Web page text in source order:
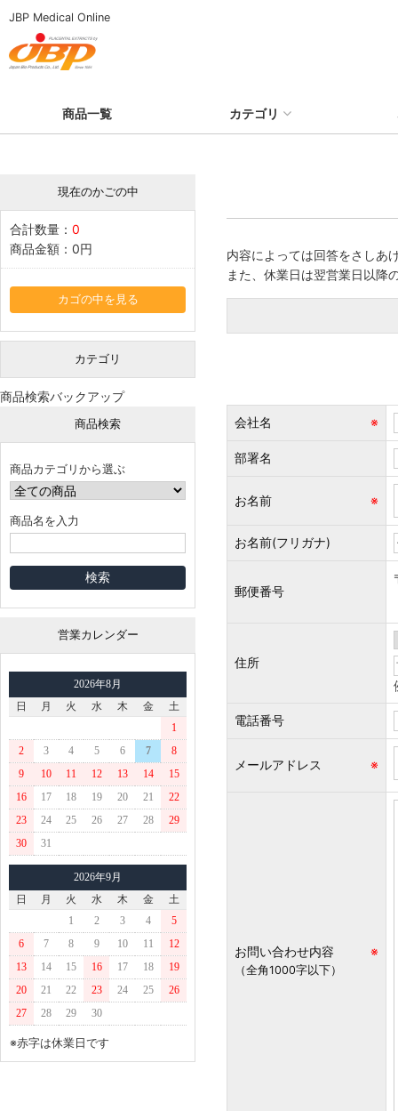
JBP Medical Online
商品一覧 カテゴリ
現在のかごの中
合計数量： 0
商品金額： 0円
カゴの中を見る
カテゴリ
商品検索バックアップ
商品検索
商品カテゴリから選ぶ
商品名を入力
営業カレンダー
2026年8月
日
月 火 水 木 金
土
1
2
3 4 5 6 7
8
9
10 11 12 13 14
15
16
17 18 19 20 21
22
23
24 25 26 27 28
29
30
31
2026年9月
日
月 火 水 木 金
土
1
2 3 4
5
6
7 8 9 10 11
12
13
14 15 16 17 18
19
20
21 22 23 24 25
26
27
28 29 30
※赤字は休業日です
内容によっては回答をさしあ
また、休業日は翌営業日以降
会社名 ※
部署名
お名前 ※
お名前(フリガナ)
郵便番号
住所
電話番号
メールアドレス ※
お問い合わせ内容 ※
（全角1000字以下）